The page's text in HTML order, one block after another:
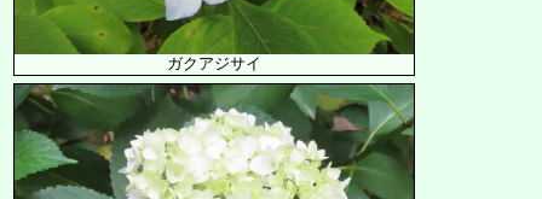
ガクアジサイ